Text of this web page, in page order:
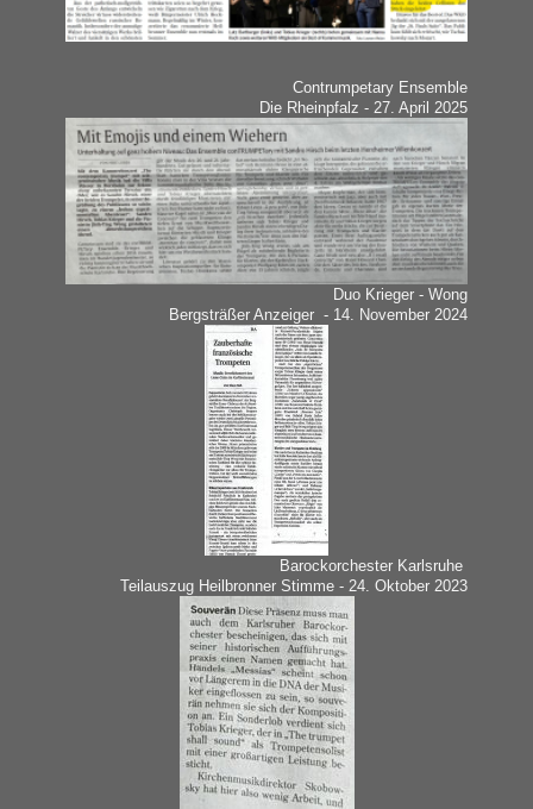
Contrumpetary Ensemble
Die Rheinpfalz - 27. April 2025
Duo Krieger - Wong
Bergsträßer Anzeiger - 14. November 2024
Barockorchester Karlsruhe
Teilauszug Heilbronner Stimme - 24. Oktober 2023